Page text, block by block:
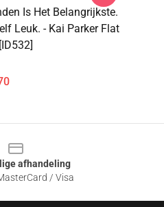
Is Het Belangrijkste.
Leuk. - Kai Parker Flat
afhandeling
/ Visa